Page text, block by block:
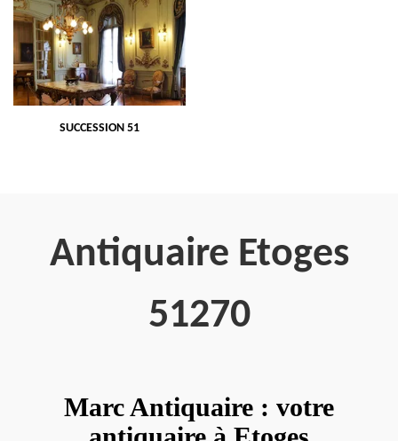
SUCCESSION 51
Antiquaire Etoges
51270
Marc Antiquaire : votre